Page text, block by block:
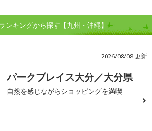
ンキングから探す【九州・沖縄】
2026/08/08 更新
パークプレイス大分／大分県
自然を感じながらショッピングを満喫